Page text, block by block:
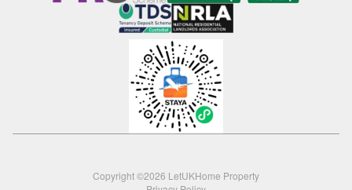
Bridgewater Hall Stop Su
Victoria Stn Approach Stop NY
Copyright ©2026 LetUKHome Property